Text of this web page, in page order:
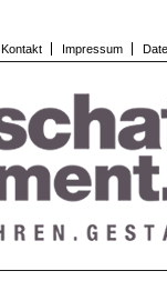
Kontakt Impressum